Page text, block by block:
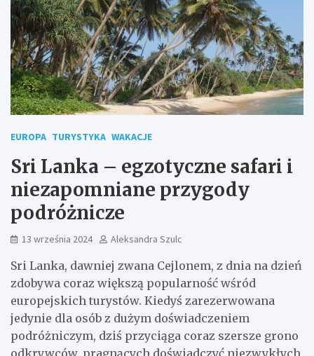
EUROPA TURYSTYKA WAKACJE
Sri Lanka – egzotyczne safari i
niezapomniane przygody
podróżnicze
13 września 2024 Aleksandra Szulc
Sri Lanka, dawniej zwana Cejlonem, z dnia na dzień
zdobywa coraz większą popularność wśród
europejskich turystów. Kiedyś zarezerwowana
jedynie dla osób z dużym doświadczeniem
podróżniczym, dziś przyciąga coraz szersze grono
odkrywców, pragnących doświadczyć niezwykłych